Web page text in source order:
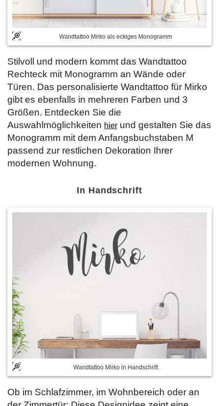
Wandtattoo Mirko als eckiges Monogramm
Stilvoll und modern kommt das Wandtattoo
Rechteck mit Monogramm an Wände oder
Türen. Das personalisierte Wandtattoo für Mirko
gibt es ebenfalls in mehreren Farben und 3
Größen. Entdecken Sie die
Auswahlmöglichkeiten hier und gestalten Sie das
Monogramm mit dem Anfangsbuchstaben M
passend zur restlichen Dekoration Ihrer
modernen Wohnung.
In Handschrift
Wandtattoo Mirko in Handschrift
Ob im Schlafzimmer, im Wohnbereich oder an